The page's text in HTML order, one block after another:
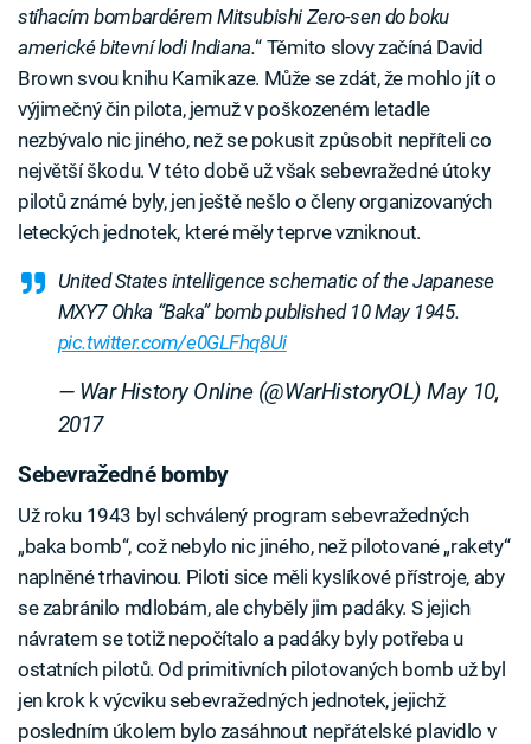
stíhacím bombardérem Mitsubishi Zero-sen do boku
americké bitevní lodi Indiana.“ Těmito slovy začíná David
Brown svou knihu Kamikaze. Může se zdát, že mohlo jít o
výjimečný čin pilota, jemuž v poškozeném letadle
nezbývalo nic jiného, než se pokusit způsobit nepříteli co
největší škodu. V této době už však sebevražedné útoky
pilotů známé byly, jen ještě nešlo o členy organizovaných
leteckých jednotek, které měly teprve vzniknout.
United States intelligence schematic of the Japanese
MXY7 Ohka “Baka” bomb published 10 May 1945.
pic.twitter.com/e0GLFhq8Ui
— War History Online (@WarHistoryOL)May 10,
2017
Sebevražedné bomby
Už roku 1943 byl schválený program sebevražedných
„baka bomb“, což nebylo nic jiného, než pilotované „rakety“
naplněné trhavinou. Piloti sice měli kyslíkové přístroje, aby
se zabránilo mdlobám, ale chyběly jim padáky. S jejich
návratem se totiž nepočítalo a padáky byly potřeba u
ostatních pilotů. Od primitivních pilotovaných bomb už byl
jen krok k výcviku sebevražedných jednotek, jejichž
posledním úkolem bylo zasáhnout nepřátelské plavidlo v